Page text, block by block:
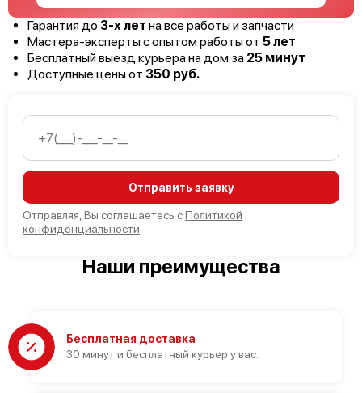
Гарантия до 3-х лет на все работы и запчасти
Мастера-эксперты с опытом работы от 5 лет
Бесплатный выезд курьера на дом за 25 минут
Доступные цены от 350 руб.
Отправить заявку
Отправляя, Вы соглашаетесь сПолитикой
конфиденциальности
Наши преимущества
Бесплатная доставка
30 минут и бесплатный курьер у вас.